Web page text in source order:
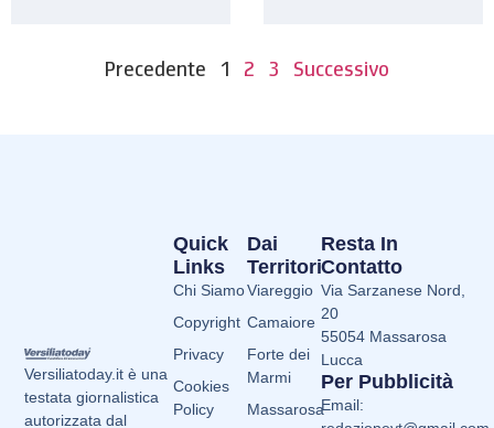
Precedente 1 2 3 Successivo
Versiliatoday.it è una
testata giornalistica
autorizzata dal
Dai
Territori
Viareggio
Camaiore
Forte dei
Marmi
Massarosa
Quick
Links
Chi Siamo
Copyright
Privacy
Cookies
Policy
Resta In
Contatto
Via Sarzanese Nord,
20
55054 Massarosa
Lucca
Per Pubblicità
Email: